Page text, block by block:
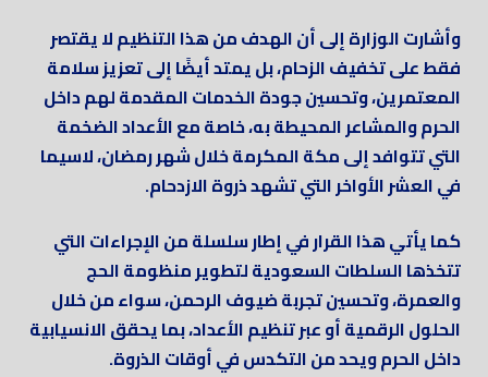
وأشارت الوزارة إلى أن الهدف من هذا التنظيم لا يقتصر
فقط على تخفيف الزحام، بل يمتد أيضًا إلى تعزيز سلامة
المعتمرين، وتحسين جودة الخدمات المقدمة لهم داخل
الحرم والمشاعر المحيطة به، خاصة مع الأعداد الضخمة
التي تتوافد إلى مكة المكرمة خلال شهر رمضان، لاسيما
في العشر الأواخر التي تشهد ذروة الازدحام.
كما يأتي هذا القرار في إطار سلسلة من الإجراءات التي
تتخذها السلطات السعودية لتطوير منظومة الحج
والعمرة، وتحسين تجربة ضيوف الرحمن، سواء من خلال
الحلول الرقمية أو عبر تنظيم الأعداد، بما يحقق الانسيابية
داخل الحرم ويحد من التكدس في أوقات الذروة.